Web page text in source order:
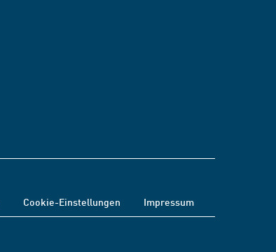
Cookie-Einstellungen Impressum